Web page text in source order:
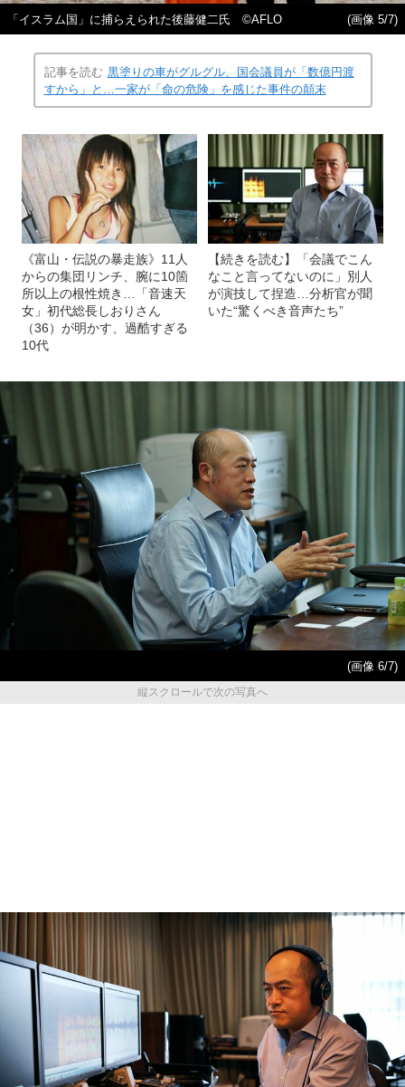
「イスラム国」に捕らえられた後藤健二氏 ©AFLO (画像 5/7)
記事を読む 黒塗りの車がグルグル、国会議員が「数億円渡
すから」と…一家が「命の危険」を感じた事件の顛末
《富山・伝説の暴走族》11人
からの集団リンチ、腕に10箇
所以上の根性焼き…「音速天
女」初代総長しおりさん
（36）が明かす、過酷すぎる
10代
【続きを読む】「会議でこん
なこと言ってないのに」別人
が演技して捏造…分析官が聞
いた“驚くべき音声たち”
(画像 6/7)
縦スクロールで次の写真へ